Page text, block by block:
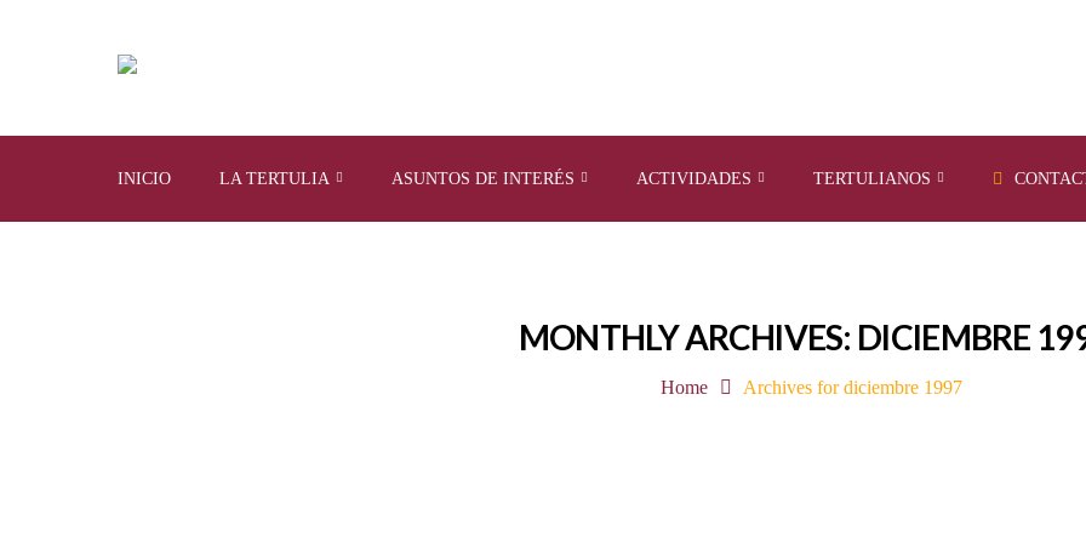
INICIO LA TERTULIA ASUNTOS DE INTERÉS ACTIVIDADES TERTULIANOS
MONTHLY ARCHIVES: DICIEMBRE
Home Archives for diciembre 1997